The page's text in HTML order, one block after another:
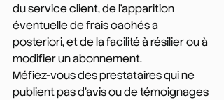
du service client, de l'apparition
éventuelle de frais cachés a
posteriori, et de la facilité à résilier ou à
modifier un abonnement.
Méfiez-vous des prestataires qui ne
publient pas d'avis ou de témoignages